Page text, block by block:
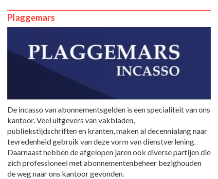
Plaggemars
De incasso van abonnementsgelden is een specialiteit van ons
kantoor. Veel uitgevers van vakbladen,
publiekstijdschriften en kranten, maken al decennialang naar
tevredenheid gebruik van deze vorm van dienstverlening.
Daarnaast hebben de afgelopen jaren ook diverse partijen die
zich professioneel met abonnementenbeheer bezighouden
de weg naar ons kantoor gevonden.